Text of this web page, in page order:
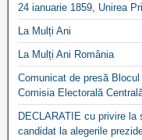
24 ianuarie 1859, Unirea
La Mulți Ani
La Mulți Ani România
Comunicat de presă
Comisia Electorală
DECLARATIE cu privire la
candidat la alegerile